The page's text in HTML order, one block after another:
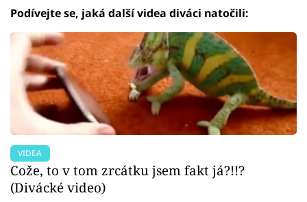
Podívejte se, jaká další videa diváci natočili:
VIDEA
Cože, to v tom zrcátku jsem fakt já?!!?
(Divácké video)